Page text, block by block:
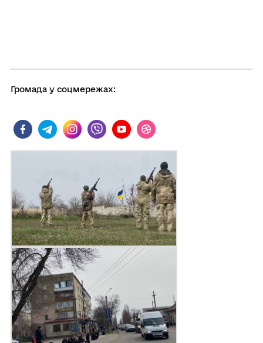
Громада у соцмережах: